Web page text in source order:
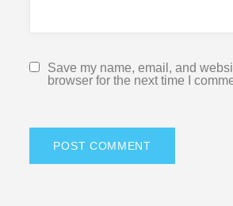
Save my name, email, and
browser for the next time I